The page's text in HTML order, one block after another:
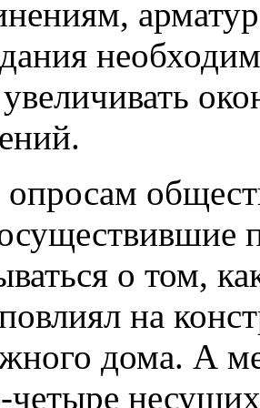
увеличивать
опросам
о том,
на
дома. А
четыре